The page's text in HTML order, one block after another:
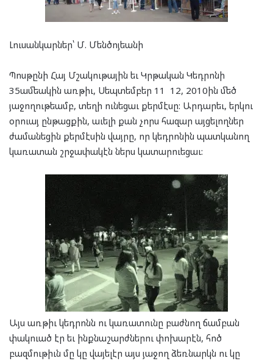
Լուսանկարներ՝ Մ. Մենծոյեանի
Պոսթընի Հայ Մշակութային եւ Կրթական Կեդրոնի
35ամեակին առթիւ, Սեպտեմբեր 11 12, 2010ին մեծ
յաջողութեամբ, տեղի ունեցաւ քերմէսը: Արդարեւ, երկու
օրուայ ընթացքին, աւելի քան չորս հազար այցելողներ
ժամանեցին քերմէսին վայրը, որ կեդրոնին պատկանող
կառատան շրջափակէն ներս կատարուեցաւ:
Այս առթիւ կեդրոնն ու կառատունը բաժնող ճամբան
փակուած էր եւ ինքնաշարժներու փոխարէն, հոծ
բազմութիւն մը կը վայելէր այս յաջող ձեռնարկն ու կը